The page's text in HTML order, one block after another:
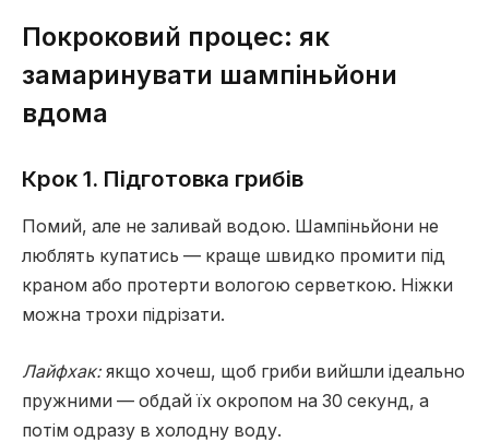
Покроковий процес: як
замаринувати шампіньйони
вдома
Крок 1. Підготовка грибів
Помий, але не заливай водою. Шампіньйони не
люблять купатись — краще швидко промити під
краном або протерти вологою серветкою. Ніжки
можна трохи підрізати.
Лайфхак:якщо хочеш, щоб гриби вийшли ідеально
пружними — обдай їх окропом на 30 секунд, а
потім одразу в холодну воду.